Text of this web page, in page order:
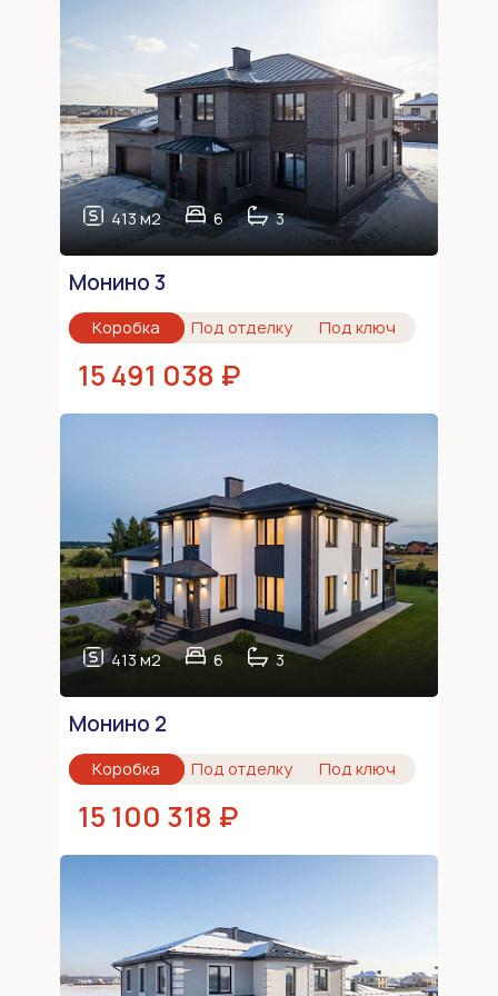
413 м2 6 3
Монино 3
Коробка Под отделку Под ключ
15 491 038 ₽
413 м2 6 3
Монино 2
Коробка Под отделку Под ключ
15 100 318 ₽